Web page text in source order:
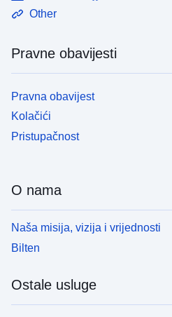
Other
Pravne obavijesti
Pravna obavijest
Kolačići
Pristupačnost
O nama
Naša misija, vizija i vrijednosti
Bilten
Ostale usluge